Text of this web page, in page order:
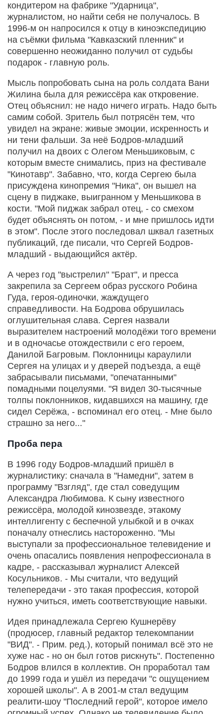
кондитером на фабрике "Ударница",
журналистом, но найти себя не получалось. В
1996-м он напросился к отцу в киноэкспедицию
на съёмки фильма "Кавказский пленник" и
совершенно неожиданно получил от судьбы
подарок - главную роль.
Мысль попробовать сына на роль солдата Вани
Жилина была для режиссёра как откровение.
Отец объяснил: не надо ничего играть. Надо быть
самим собой. Зритель был потрясён тем, что
увидел на экране: живые эмоции, искренность и
ни тени фальши. За неё Бодров-младший
получил на двоих с Олегом Меньшиковым, с
которым вместе снимались, приз на фестивале
"Кинотавр". Забавно, что, когда Сергею была
присуждена кинопремия "Ника", он вышел на
сцену в пиджаке, выигранном у Меньшикова в
кости. "Мой пиджак забрал отец, - со смехом
будет объяснять он потом, - и мне пришлось идти
в этом". После этого последовал шквал газетных
публикаций, где писали, что Сергей Бодров-
младший - выдающийся актёр.
А через год "выстрелил" "Брат", и пресса
закрепила за Сергеем образ русского Робина
Гуда, героя-одиночки, жаждущего
справедливости. На Бодрова обрушилась
оглушительная слава. Сергея назвали
выразителем настроений молодёжи того времени
и в одночасье отождествили с его героем,
Данилой Багровым. Поклонницы караулили
Сергея на улицах и у дверей подъезда, а ещё
забрасывали письмами, "опечатанными"
помадными поцелуями. "Я видел 30-тысячные
толпы поклонников, кидавшихся на машину, где
сидел Серёжа, - вспоминал его отец. - Мне было
страшно за него..."
Проба пера
В 1996 году Бодров-младший пришёл в
журналистику: сначала в "Намедни", затем в
программу "Взгляд", где стал соведущим
Александра Любимова. К сыну известного
режиссёра, молодой кинозвезде, этакому
интеллигенту с беспечной улыбкой и в очках
поначалу отнеслись настороженно. "Мы
выступали за профессиональное телевидение и
очень опасались появления непрофессионала в
кадре, - рассказывал журналист Алексей
Косульников. - Мы считали, что ведущий
телепередачи - это такая профессия, которой
нужно учиться, иметь соответствующие навыки.
Идея принадлежала Сергею Кушнерёву
(продюсер, главный редактор телекомпании
"ВИД". - Прим. ред.), который понимал всё это не
хуже нас - но он был готов рискнуть". Постепенно
Бодров влился в коллектив. Он проработал там
до 1999 года и ушёл из передачи "с ощущением
хорошей школы". А в 2001-м стал ведущим
реалити-шоу "Последний герой", которое имело